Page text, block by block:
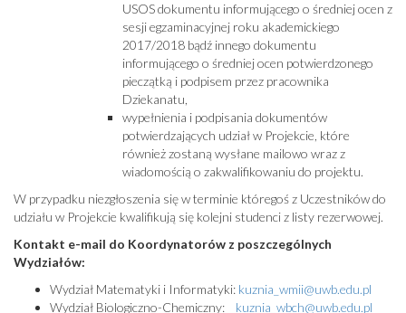
USOS dokumentu informującego o średniej ocen z
sesji egzaminacyjnej roku akademickiego
2017/2018 bądź innego dokumentu
informującego o średniej ocen potwierdzonego
pieczątką i podpisem przez pracownika
Dziekanatu,
wypełnienia i podpisania dokumentów
potwierdzających udział w Projekcie, które
również zostaną wysłane mailowo wraz z
wiadomością o zakwalifikowaniu do projektu.
W przypadku niezgłoszenia się w terminie któregoś z Uczestników do
udziału w Projekcie kwalifikują się kolejni studenci z listy rezerwowej.
Kontakt e-mail do Koordynatorów z poszczególnych
Wydziałów:
Wydział Matematyki i Informatyki: kuznia_wmii@uwb.edu.pl
Wydział Biologiczno-Chemiczny: kuznia_wbch@uwb.edu.pl